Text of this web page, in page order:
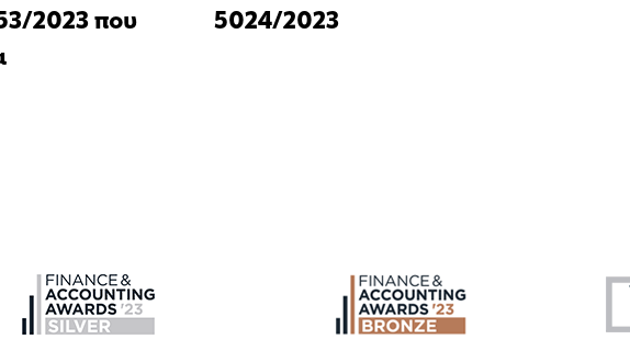
2023 που
5024/2023